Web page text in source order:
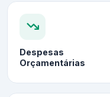
Despesas
Orçamentárias